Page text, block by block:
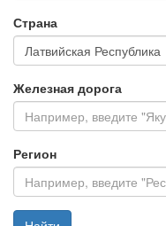
Страна
Железная дорога
Регион